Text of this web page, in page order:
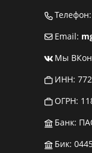
Телефон:
Email:
Мы
ИНН:
ОГРН:
Банк:
Бик: